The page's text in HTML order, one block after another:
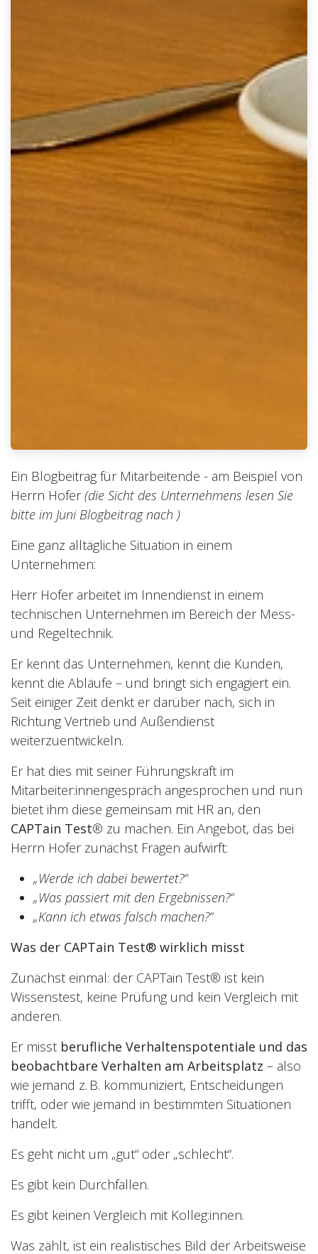
Ein Blogbeitrag für Mitarbeitende - am Beispiel von
Herrn Hofer(die Sicht des Unternehmens lesen Sie
bitte im Juni Blogbeitrag nach )
Eine ganz alltägliche Situation in einem
Unternehmen:
Herr Hofer arbeitet im Innendienst in einem
technischen Unternehmen im Bereich der Mess-
und Regeltechnik.
Er kennt das Unternehmen, kennt die Kunden,
kennt die Abläufe – und bringt sich engagiert ein.
Seit einiger Zeit denkt er darüber nach, sich in
Richtung Vertrieb und Außendienst
weiterzuentwickeln.
Er hat dies mit seiner Führungskraft im
Mitarbeiter:innengespräch angesprochen und nun
bietet ihm diese gemeinsam mit HR an, den
CAPTain Test® zu machen. Ein Angebot, das bei
Herrn Hofer zunächst Fragen aufwirft:
„Werde ich dabei bewertet?“
„Was passiert mit den Ergebnissen?“
„Kann ich etwas falsch machen?“
Was der CAPTain Test® wirklich misst
Zunächst einmal: der CAPTain Test® ist kein
Wissenstest, keine Prüfung und kein Vergleich mit
anderen.
Er misst berufliche Verhaltenspotentiale und das
beobachtbare Verhalten am Arbeitsplatz – also
wie jemand z. B. kommuniziert, Entscheidungen
trifft, oder wie jemand in bestimmten Situationen
handelt.
Es geht nicht um „gut“ oder „schlecht“.
Es gibt kein Durchfallen.
Es gibt keinen Vergleich mit Kolleg:innen.
Was zählt, ist ein realistisches Bild der Arbeitsweise